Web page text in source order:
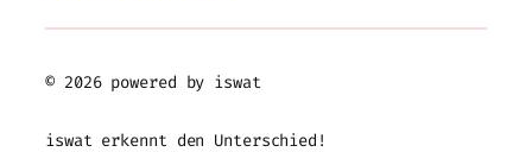
© 2026 powered by iswat
iswat erkennt den Unterschied!